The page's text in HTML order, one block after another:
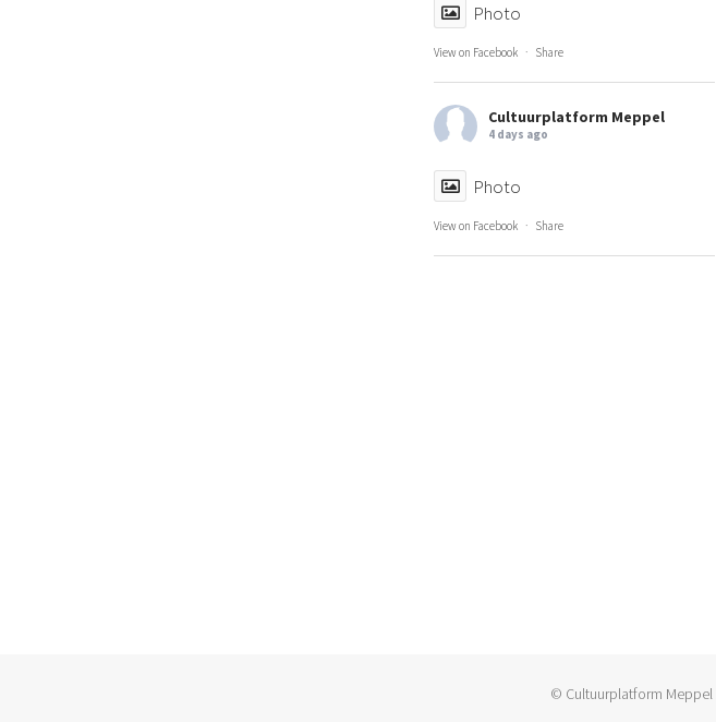
Photo
View on Facebook · Share
Cultuurplatform Meppel
4 days ago
Photo
View on Facebook · Share
© Cultuurplatform Meppel